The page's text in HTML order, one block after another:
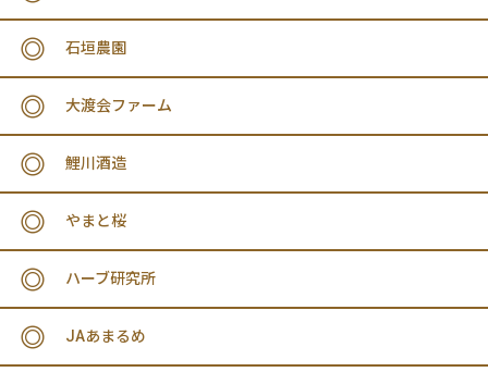
石垣農園
大渡会ファーム
鯉川酒造
やまと桜
ハーブ研究所
JAあまるめ